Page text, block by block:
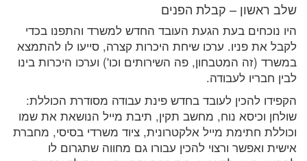
שלב ראשון – קבלת הפנים
היו נוכחים בעת הגעת העובד החדש למשרד והתפנו בכדי
לקבל את פניו. ערכו שיחת היכרות קצרה, סייעו לו להתמצא
במשרד (זה המטבחון, פה השירותים וכו') וערכו היכרות בינו
לבין חבריו לעבודה.
הקפידו להכין לעובד בחדש פינת עבודה מסודרת הכוללת:
שולחן וכיסא נוח, מחשב תקין, תיבת מייל הנושאת את שמו
וכוללת חתימת מייל אלקטרונית, ציוד משרדי בסיסי, מחברת
אישית ואפשר ורצוי להכין עבורו גם מחווה שתגרום לו